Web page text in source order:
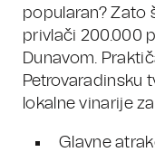
popularan? Zato
privlači 200.000
Dunavom.
Petrovaradinsku
lokalne vinarije
Glavne